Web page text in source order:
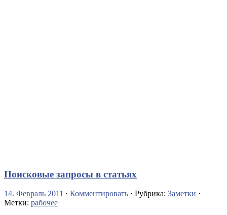
Поисковые запросы в статьях
14. Февраль 2011 · Комментировать · Рубрика: Заметки ·
Метки: рабочее